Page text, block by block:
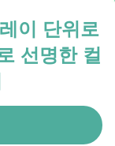
이 단위로
선명한 컬